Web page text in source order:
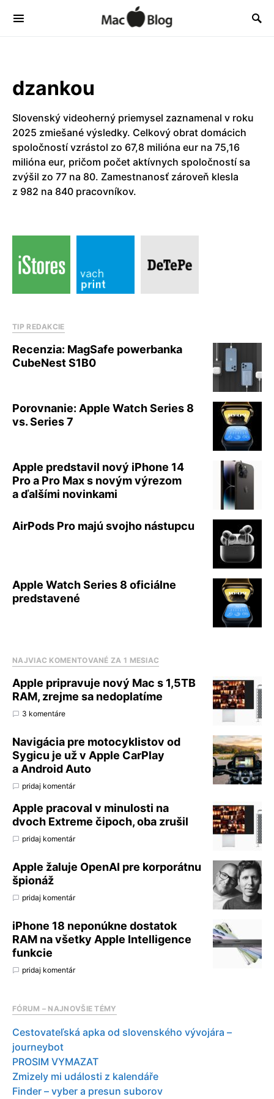
dzankou
Slovenský videoherný priemysel zaznamenal v roku
2025 zmiešané výsledky. Celkový obrat domácich
spoločností vzrástol zo 67,8 milióna eur na 75,16
milióna eur, pričom počet aktívnych spoločností sa
zvýšil zo 77 na 80. Zamestnanosť zároveň klesla
z 982 na 840 pracovníkov.
TIP REDAKCIE
Recenzia: MagSafe powerbanka
CubeNest S1B0
Porovnanie: Apple Watch Series 8
vs. Series 7
Apple predstavil nový iPhone 14
Pro a Pro Max s novým výrezom
a ďalšími novinkami
AirPods Pro majú svojho nástupcu
Apple Watch Series 8 oficiálne
predstavené
NAJVIAC KOMENTOVANÉ ZA 1 MESIAC
Apple pripravuje nový Mac s 1,5TB
RAM, zrejme sa nedoplatíme
3 komentáre
Navigácia pre motocyklistov od
Sygicu je už v Apple CarPlay
a Android Auto
pridaj komentár
Apple pracoval v minulosti na
dvoch Extreme čipoch, oba zrušil
pridaj komentár
Apple žaluje OpenAI pre korporátnu
špionáž
pridaj komentár
iPhone 18 neponúkne dostatok
RAM na všetky Apple Intelligence
funkcie
pridaj komentár
FÓRUM – NAJNOVŠIE TÉMY
Cestovateľská apka od slovenského vývojára –
journeybot
PROSIM VYMAZAT
Zmizely mi události z kalendáře
Finder – vyber a presun suborov